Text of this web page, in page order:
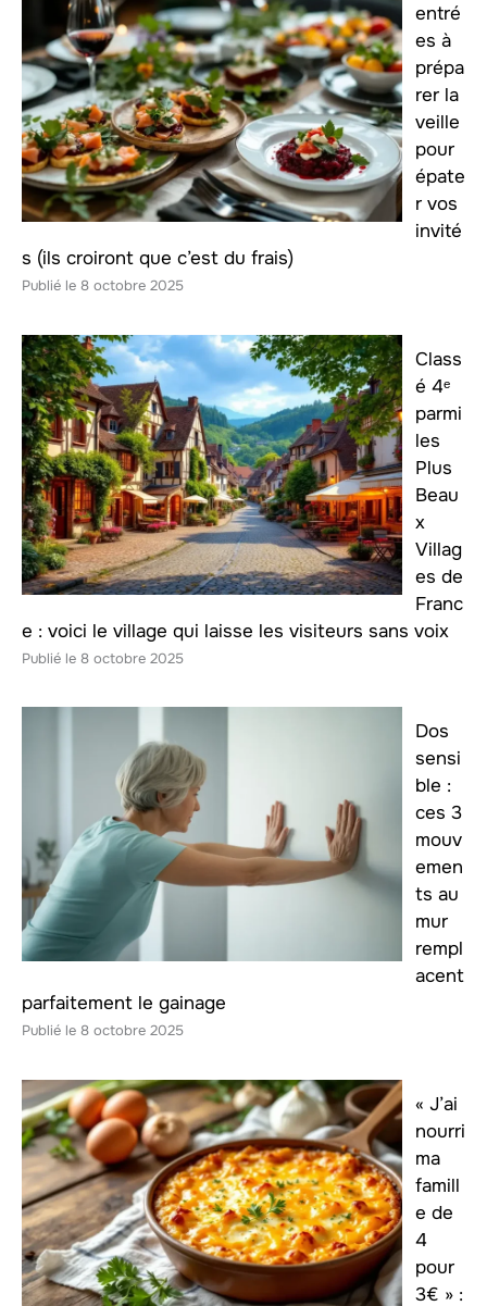
entré
es à
prépa
rer la
veille
pour
épate
r vos
invité
s (ils croiront que c’est du frais)
8 octobre 2025
Class
é 4ᵉ
parmi
les
Plus
Beau
x
Villag
es de
Franc
e : voici le village qui laisse les visiteurs sans voix
8 octobre 2025
Dos
sensi
ble :
ces 3
mouv
emen
ts au
mur
rempl
acent
parfaitement le gainage
8 octobre 2025
« J’ai
nourri
ma
famill
e de
4
pour
3€ » :